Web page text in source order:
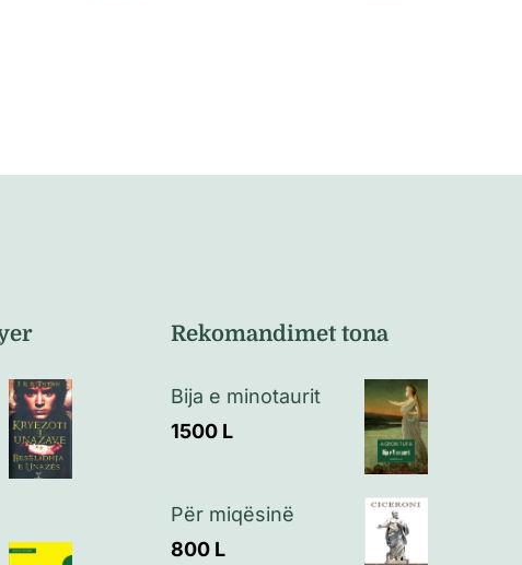
Rekomandimet tona
Bija e minotaurit
1500 L
Për miqësinë
800 L